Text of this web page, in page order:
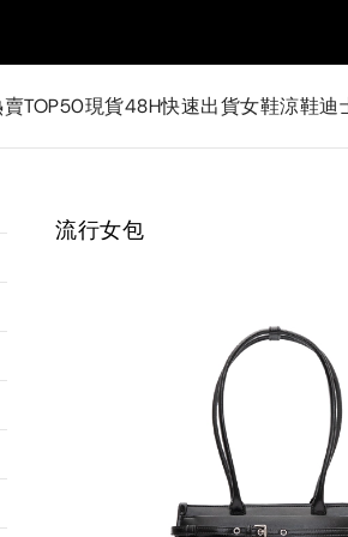
TOP50現貨48H快速出貨女鞋涼鞋迪
流行女包